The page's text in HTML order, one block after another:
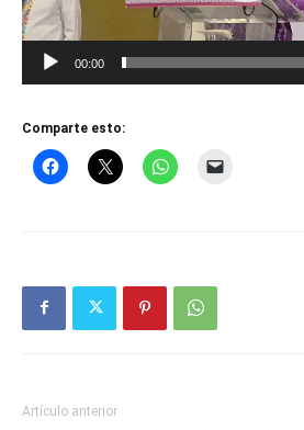
00:00
Comparte esto:
Artículo anterior